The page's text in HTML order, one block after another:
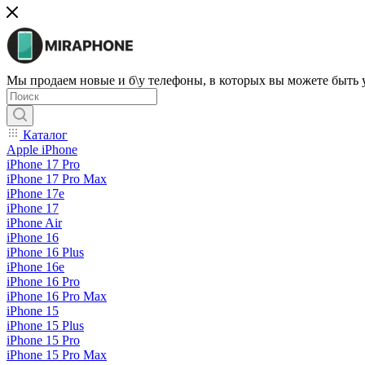
Мы продаем новые и б\у телефоны, в которых вы можете быть
Каталог
Apple iPhone
iPhone 17 Pro
iPhone 17 Pro Max
iPhone 17e
iPhone 17
iPhone Air
iPhone 16
iPhone 16 Plus
iPhone 16e
iPhone 16 Pro
iPhone 16 Pro Max
iPhone 15
iPhone 15 Plus
iPhone 15 Pro
iPhone 15 Pro Max